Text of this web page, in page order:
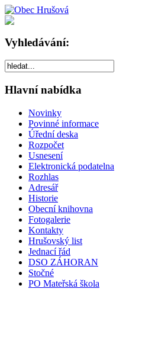
Vyhledávání:
Hlavní nabídka
Novinky
Povinné informace
Úřední deska
Rozpočet
Usnesení
Elektronická podatelna
Rozhlas
Adresář
Historie
Obecní knihovna
Fotogalerie
Kontakty
Hrušovský list
Jednací řád
DSO ZÁHORAN
Stočné
PO Mateřská škola